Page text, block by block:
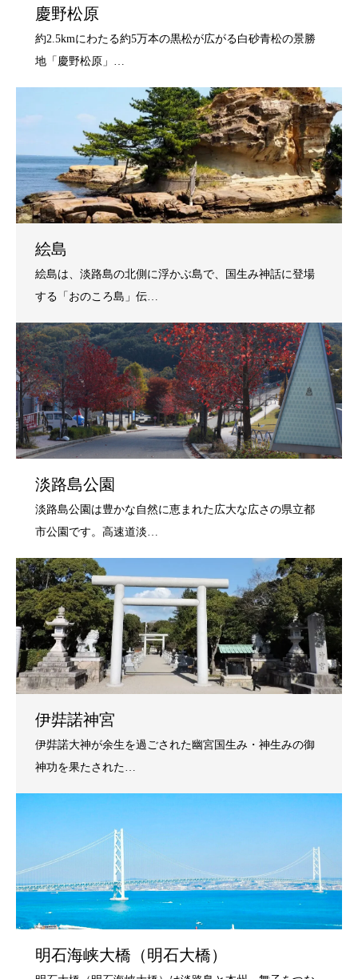
慶野松原
絵島
淡路島公園
伊弉諾神宮
明石海峡大橋（明石大橋）